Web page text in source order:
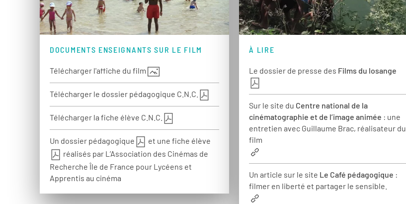
DOCUMENTS ENSEIGNANTS SUR LE FILM
Télécharger l'affiche du film
Télécharger le dossier pédagogique C.N.C.
Télécharger la fiche élève C.N.C.
Un dossier pédagogique
et une fiche élève
réalisés par L’Association des Cinémas de
Recherche Île de France pour Lycéens et
Apprentis au cinéma
À LIRE
Le dossier de presse des Films du losange
Sur le site du Centre national de la
cinématographie et de l’image animée : une
entretien avec Guillaume Brac, réalisateur du
film
Un article sur le site Le Café pédagogique :
filmer en liberté et partager le sensible.